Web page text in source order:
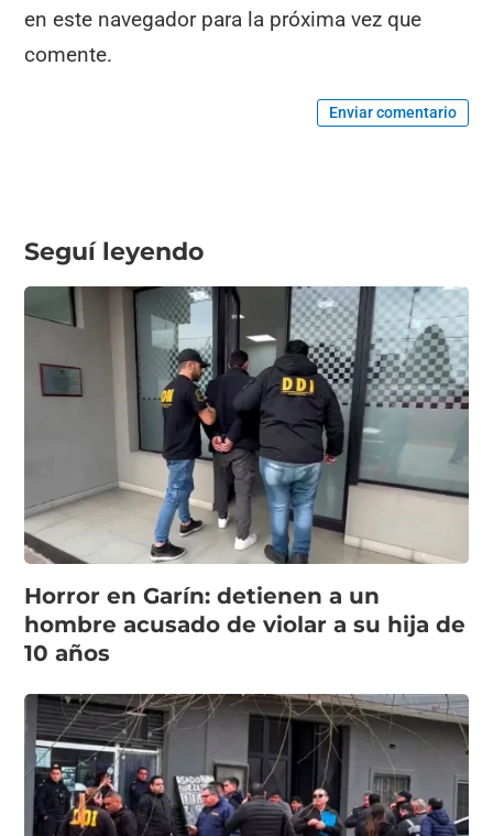
en este navegador para la próxima vez que
comente.
Enviar comentario
Seguí leyendo
Horror en Garín: detienen a un
hombre acusado de violar a su hija de
10 años